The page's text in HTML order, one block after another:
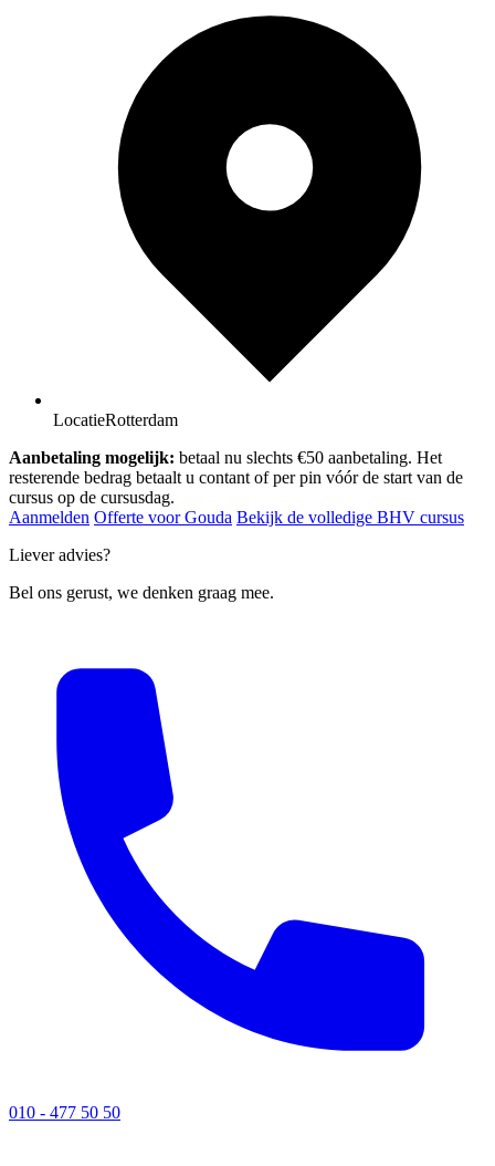
LocatieRotterdam
Aanbetaling mogelijk: betaal nu slechts €50 aanbetaling. Het
resterende bedrag betaalt u contant of per pin vóór de start van de
cursus op de cursusdag.
Aanmelden Offerte voor Gouda Bekijk de volledige BHV cursus
Liever advies?
Bel ons gerust, we denken graag mee.
010 - 477 50 50